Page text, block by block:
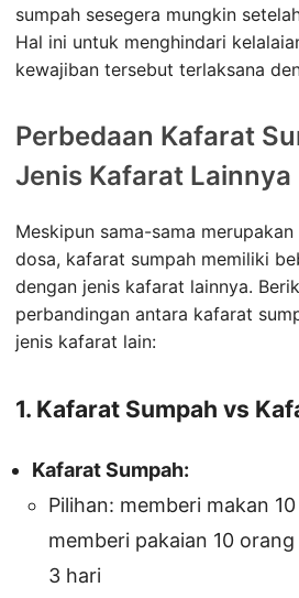
sumpah sesegera mungkin
Hal ini untuk menghindari
kewajiban tersebut terlaksana
Perbedaan Kafarat
Jenis Kafarat Lainnya
Meskipun sama-sama
dosa, kafarat sumpah memiliki
dengan jenis kafarat lainnya.
perbandingan antara kafarat
jenis kafarat lain:
1. Kafarat Sumpah vs
Kafarat Sumpah:
Pilihan: memberi makan
memberi pakaian 10
3 hari